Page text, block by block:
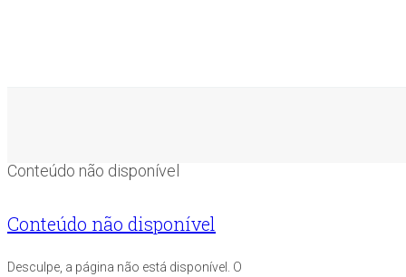
Conteúdo não disponível
Conteúdo não disponível
Desculpe, a página não está disponível. O